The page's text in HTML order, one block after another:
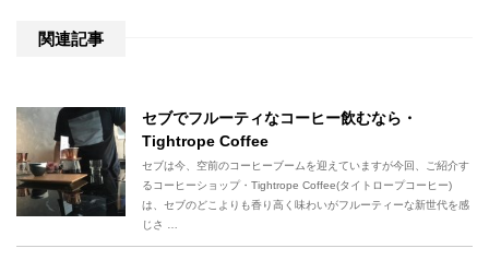
関連記事
セブでフルーティなコーヒー飲むなら・
Tightrope Coffee
セブは今、空前のコーヒーブームを迎えていますが今回、ご紹介す
るコーヒーショップ・Tightrope Coffee(タイトロープコーヒー)
は、セブのどこよりも香り高く味わいがフルーティーな新世代を感
じさ …